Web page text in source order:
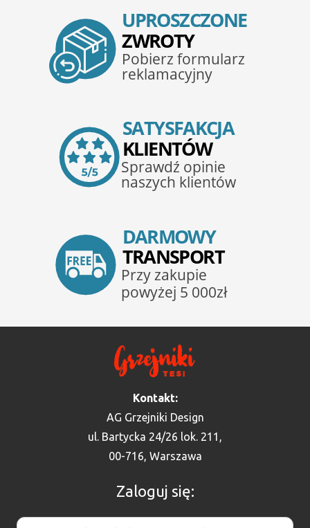
Kontakt:
AG Grzejniki Design
ul. Bartycka 24/26 lok. 211,
00-716, Warszawa
Zaloguj się: